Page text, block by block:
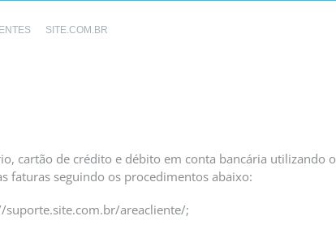
SITE.COM.BR
cartão de crédito e débito em conta bancária utilizando o
faturas seguindo os procedimentos abaixo:
suporte.site.com.br/areacliente/;